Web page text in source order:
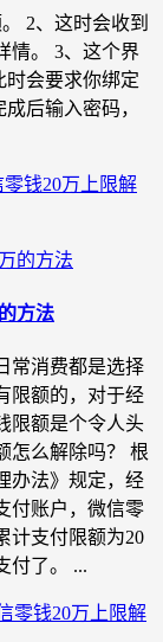
2、这时会收到
情。 3、这个界
时会要求你绑定
后输入密码，
零钱20万上限解
方法
常消费都是选择
限额的，对于经
限额是个令人头
怎么解除吗？ 根
办法》规定，经
付账户，微信零
计支付限额为20
付了。 ...
零钱20万上限解